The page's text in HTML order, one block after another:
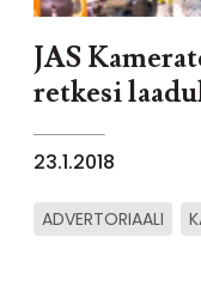
JAS
retkesi
23.1.2018
ADVERTORIAALI